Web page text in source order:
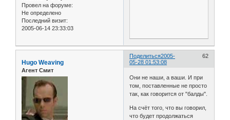
Провел на форуме:
Не определено
Последний визит:
2005-06-14 23:33:03
Поделиться 62
2005-
05-28 01:53:08
Hugo Weaving
Агент Смит
Они не наши, а ваши. И при
том, поставленные не просто
так, как говорится от "балды".
На счёт того, что вы говорил,
что будет продолжаться